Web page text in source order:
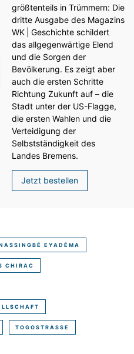
größtenteils in Trümmern: Die
dritte Ausgabe des ­Magazins
WK | Geschichte schildert
das allgegenwärtige Elend
und die Sorgen der
Bevölkerung. Es zeigt aber
auch die ersten Schritte
Richtung Zukunft auf – die
Stadt unter der US-Flagge,
die ersten Wahlen und die
Verteidigung der
Selbstständigkeit des
Landes Bremens.
Jetzt bestellen
EYADÉMA
CHIRAC
TOGOSTRASSE